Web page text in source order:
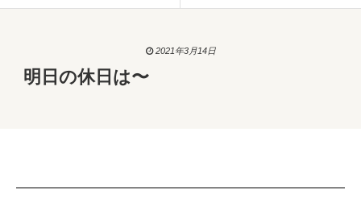
2021年3月14日
明日の休日は〜